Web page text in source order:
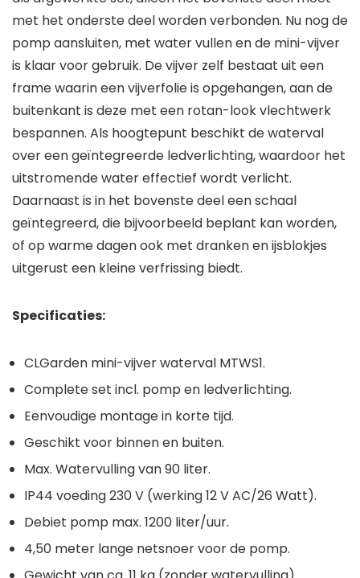
met het onderste deel worden verbonden. Nu nog de
pomp aansluiten, met water vullen en de mini-vijver
is klaar voor gebruik. De vijver zelf bestaat uit een
frame waarin een vijverfolie is opgehangen, aan de
buitenkant is deze met een rotan-look vlechtwerk
bespannen. Als hoogtepunt beschikt de waterval
over een geïntegreerde ledverlichting, waardoor het
uitstromende water effectief wordt verlicht.
Daarnaast is in het bovenste deel een schaal
geïntegreerd, die bijvoorbeeld beplant kan worden,
of op warme dagen ook met dranken en ijsblokjes
uitgerust een kleine verfrissing biedt.
Specificaties:
CLGarden mini-vijver waterval MTWS1.
Complete set incl. pomp en ledverlichting.
Eenvoudige montage in korte tijd.
Geschikt voor binnen en buiten.
Max. Watervulling van 90 liter.
IP44 voeding 230 V (werking 12 V AC/26 Watt).
Debiet pomp max. 1200 liter/uur.
4,50 meter lange netsnoer voor de pomp.